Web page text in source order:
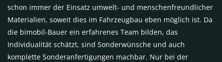
schon immer der Einsatz umwelt- und menschenfreundlicher
Materialien, soweit dies im Fahrzeugbau eben möglich ist. Da
die bimobil-Bauer ein erfahrenes Team bilden, das
Individualität schätzt, sind Sonderwünsche und auch
komplette Sonderanfertigungen machbar. Nur bei der